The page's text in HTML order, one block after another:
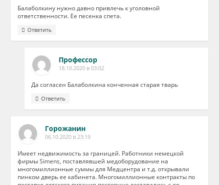
Балаболкину нужно давно привлечь к уголовной
ответственности. Ее песенка спета.
Ответить
Профессор
18.10.2020 в 03:02
Да согласен Балаболкина конченная старая тварь
Ответить
Горожанин
06.10.2020 в 23:19
Имеет недвижимость за границей. Работники немецкой
фирмы Simens, поставлявшей медоборудование на
многомиллионные суммы для Медцентра и т.д. открывали
пинком дверь ее кабинета. Многомиллионные контракты по